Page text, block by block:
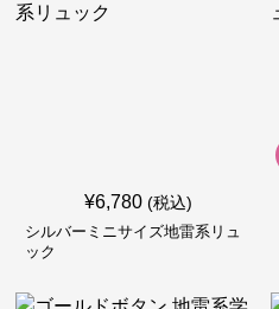
¥6,780 (税込)
シルバーミニサイズ地雷系リュ
ック